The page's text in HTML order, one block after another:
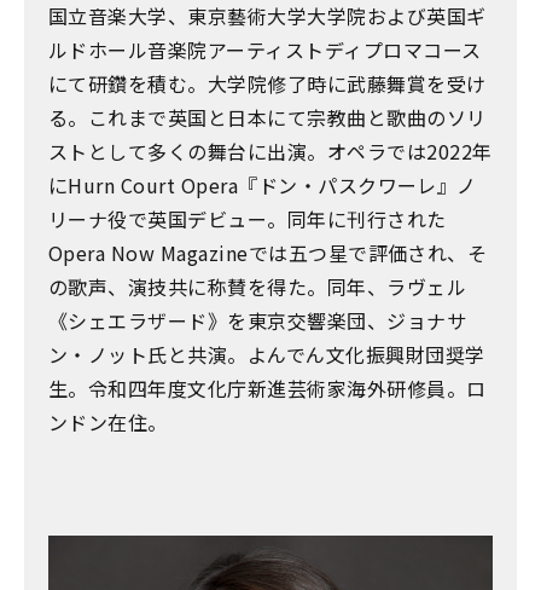
国立音楽大学、東京藝術大学大学院および英国ギ
ルドホール音楽院アーティストディプロマコース
にて研鑽を積む。大学院修了時に武藤舞賞を受け
る。これまで英国と日本にて宗教曲と歌曲のソリ
ストとして多くの舞台に出演。オペラでは2022年
にHurn Court Opera『ドン・パスクワーレ』ノ
リーナ役で英国デビュー。同年に刊行された
Opera Now Magazineでは五つ星で評価され、そ
の歌声、演技共に称賛を得た。同年、ラヴェル
《シェエラザード》を東京交響楽団、ジョナサ
ン・ノット氏と共演。よんでん文化振興財団奨学
生。令和四年度文化庁新進芸術家海外研修員。ロ
ンドン在住。